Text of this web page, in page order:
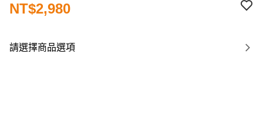
NT$2,980
請選擇商品選項